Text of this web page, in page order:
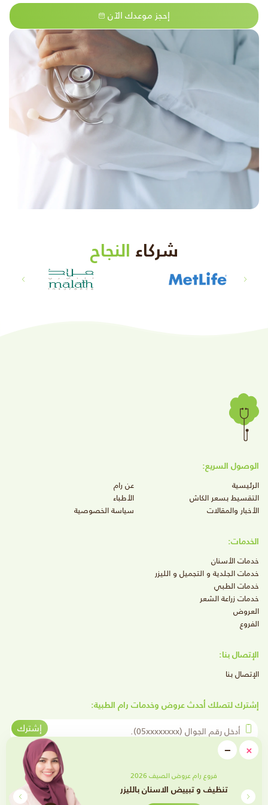
×
close−
Minimize
فروع رام عروض الصيف 2026
تقويم الأسنان
إحجز موعدك الآن
شركاء النجاح
الوصول السريع:
الرئيسية
عن رام
التقسيط بسعر الكاش
الأطباء
الأخبار والمقالات
سياسة الخصوصية
الخدمات:
خدمات الأسنان
خدمات الجلدية و التجميل و الليزر
خدمات الطبي
خدمات زراعة الشعر
العروض
الفروع
الإتصال بنا:
الإتصال بنا
إشترك لتصلك أحدث عروض وخدمات رام الطبية:
أدخل رقم الجوال
إشترك